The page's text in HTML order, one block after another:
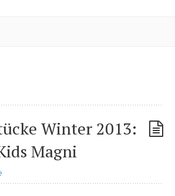
Winter 2013:
Magni